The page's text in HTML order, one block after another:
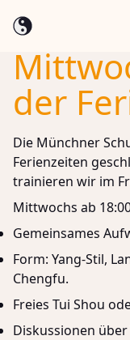
Skip to content
der
Die Münchner
Ferienzeiten
trainieren wir im
Mittwochs ab
Gemeinsames
Form: Yang-Stil,
Chengfu.
Freies Tui Shou
Diskussionen